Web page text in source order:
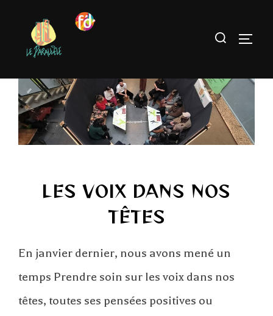
LES VOIX DANS NOS
TÊTES
En janvier dernier, nous avons mené un
temps Prendre soin sur les voix dans nos
têtes, toutes ses pensées positives ou